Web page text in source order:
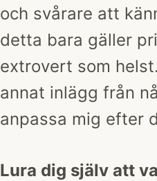
och svårare att
detta bara gäller
extrovert som
annat inlägg från
anpassa mig efter
Lura dig själv att